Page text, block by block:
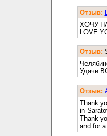
Отзыв:
ХОЧУ
LOVE
Отзыв:
Удачи
Отзыв:
Thank
in
Thank
and for